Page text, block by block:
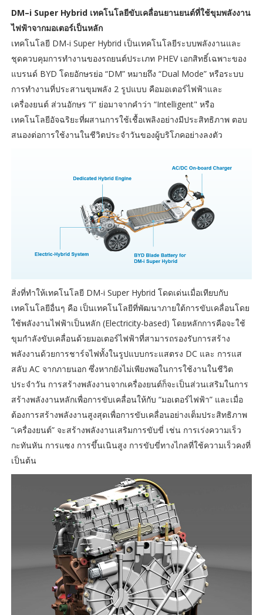
DM–i Super Hybrid เทคโนโลยีขับเคลื่อนยานยนต์ที่ใช้ขุมพลังงาน
ไฟฟ้าจากมอเตอร์เป็นหลัก
เทคโนโลยี DM-i Super Hybrid เป็นเทคโนโลยีระบบพลังงานและ
ชุดควบคุมการทำงานของรถยนต์ประเภท PHEV เอกสิทธิ์เฉพาะของ
แบรนด์ BYD โดยอักษรย่อ “DM” หมายถึง “Dual Mode” หรือระบบ
การทำงานที่ประสานขุมพลัง 2 รูปแบบ คือมอเตอร์ไฟฟ้าและ
เครื่องยนต์ ส่วนอักษร “i” ย่อมาจากคำว่า “Intelligent" หรือ
เทคโนโลยีอัจฉริยะที่ผสานการใช้เชื้อเพลิงอย่างมีประสิทธิภาพ ตอบ
สนองต่อการใช้งานในชีวิตประจำวันของผู้บริโภคอย่างลงตัว
สิ่งที่ทำให้เทคโนโลยี DM-i Super Hybrid โดดเด่นเมื่อเทียบกับ
เทคโนโลยีอื่นๆ คือ เป็นเทคโนโลยีที่พัฒนาภายใต้การขับเคลื่อนโดย
ใช้พลังงานไฟฟ้าเป็นหลัก (Electricity-based) โดยหลักการคือจะใช้
ขุมกำลังขับเคลื่อนด้วยมอเตอร์ไฟฟ้าที่สามารถรองรับการสร้าง
พลังงานด้วยการชาร์จไฟทั้งในรูปแบบกระแสตรง DC และ การแส
สลับ AC จากภายนอก ซึ่งหากยังไม่เพียงพอในการใช้งานในชีวิต
ประจำวัน การสร้างพลังงานจากเครื่องยนต์ก็จะเป็นส่วนเสริมในการ
สร้างพลังงานหลักเพื่อการขับเคลื่อนให้กับ “มอเตอร์ไฟฟ้า” และเมื่อ
ต้องการสร้างพลังงานสูงสุดเพื่อการขับเคลื่อนอย่างเต็มประสิทธิภาพ
“เครื่องยนต์” จะสร้างพลังงานเสริมการขับขี่ เช่น การเร่งความเร็ว
กะทันหัน การแซง การขึ้นเนินสูง การขับขี่ทางไกลที่ใช้ความเร็วคงที่
เป็นต้น